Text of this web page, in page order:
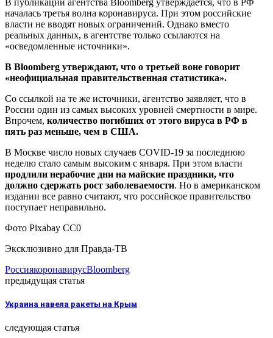
началась третья волна коронавируса. При этом российские
власти не вводят новых ограничений. Однако вместо
реальных данных, в агентстве только ссылаются на
«осведомленные источники».
В Bloomberg утверждают, что о третьей воне говорит
«неофициальная правительственная статистика».
Со ссылкой на те же источники, агентство заявляет, что в
России один из самых высоких уровней смертности в мире.
Впрочем, количество погибших от этого вируса в РФ в
пять раз меньше, чем в США.
В Москве число новых случаев COVID-19 за последнюю
неделю стало самым высоким с января. При этом власти
продлили нерабочие дни на майские праздники, что
должно сдержать рост заболеваемости. Но в американском
издании все равно считают, что российское правительство
поступает неправильно.
Фото Pixabay CC0
Эксклюзивно для Правда-ТВ
РоссиякоронавирусBloomberg
предыдущая статья
Украина навела ракеты на Крым
следующая статья